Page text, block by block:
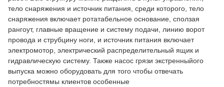
тело снаряжения и источник питания, среди которого, тело
снаряжения включает ротатабельное основание, сползая
рангоут, главные вращение и систему подачи, линию ворот
провода и струбцину ноги, и источник питания включает
электромотор, электрический распределительный ящик и
гидравлическую систему. Также насос грязи экстренныйого
выпуска можно оборудовать для того чтобы отвечать
потребностямы клиентов особенные